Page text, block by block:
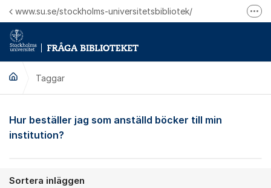
Hoppa till innehåll
www.su.se/stockholms-universitetsbibliotek/
Taggar
Hur beställer jag som anställd böcker till min
institution?
Sortera inläggen